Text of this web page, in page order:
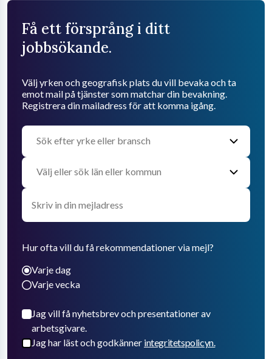
Få ett försprång i ditt
jobbsökande.
Välj yrken och geografisk plats du vill bevaka och ta
emot mail på tjänster som matchar din bevakning.
Registrera din mailadress för att komma igång.
Hur ofta vill du få rekommendationer via mejl?
Varje dag
Varje vecka
Jag vill få nyhetsbrev och presentationer av
arbetsgivare.
Jag har läst och godkänner integritetspolicyn.